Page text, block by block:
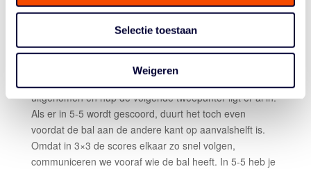
Selectie toestaan
Weigeren
scorebord precies hetzelfde staat.”
“Het grote verschil met 5-5 is dat het er in 3×3 veel
sneller aan toe gaat”, legt Halbersma uit. “Scores
kunnen elkaar in een hoog tempo opvolgen. Iemand
uitgenomen en hup de volgende tweepunter ligt er al in.
Als er in 5-5 wordt gescoord, duurt het toch even
voordat de bal aan de andere kant op aanvalshelft is.
Omdat in 3×3 de scores elkaar zo snel volgen,
communiceren we vooraf wie de bal heeft. In 5-5 heb je